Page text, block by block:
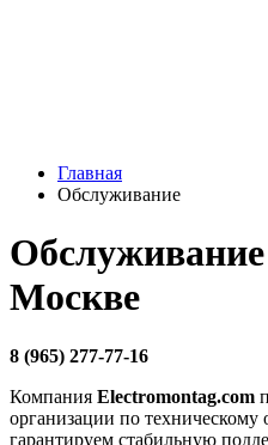
Главная
Обслуживание
Москве
8 (965) 277-77-16
Компания Electromontag.com
организации по
гарантируем стабильную